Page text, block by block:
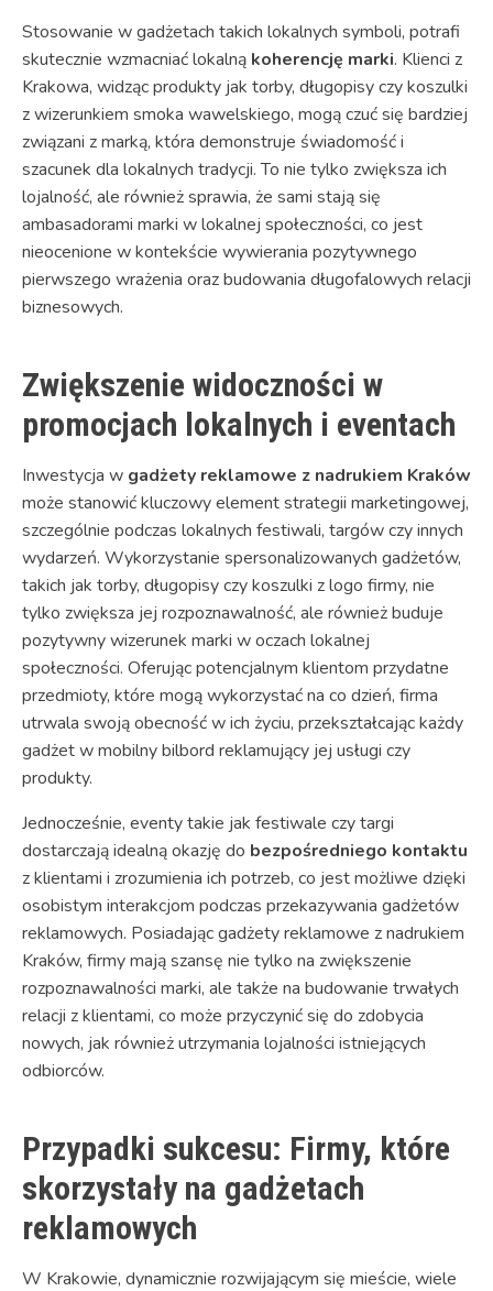
Stosowanie w gadżetach takich lokalnych symboli, potrafi
skutecznie wzmacniać lokalną koherencję marki. Klienci z
Krakowa, widząc produkty jak torby, długopisy czy koszulki
z wizerunkiem smoka wawelskiego, mogą czuć się bardziej
związani z marką, która demonstruje świadomość i
szacunek dla lokalnych tradycji. To nie tylko zwiększa ich
lojalność, ale również sprawia, że sami stają się
ambasadorami marki w lokalnej społeczności, co jest
nieocenione w kontekście wywierania pozytywnego
pierwszego wrażenia oraz budowania długofalowych relacji
biznesowych.
Zwiększenie widoczności w
promocjach lokalnych i eventach
Inwestycja w gadżety reklamowe z nadrukiem Kraków
może stanowić kluczowy element strategii marketingowej,
szczególnie podczas lokalnych festiwali, targów czy innych
wydarzeń. Wykorzystanie spersonalizowanych gadżetów,
takich jak torby, długopisy czy koszulki z logo firmy, nie
tylko zwiększa jej rozpoznawalność, ale również buduje
pozytywny wizerunek marki w oczach lokalnej
społeczności. Oferując potencjalnym klientom przydatne
przedmioty, które mogą wykorzystać na co dzień, firma
utrwala swoją obecność w ich życiu, przekształcając każdy
gadżet w mobilny bilbord reklamujący jej usługi czy
produkty.
Jednocześnie, eventy takie jak festiwale czy targi
dostarczają idealną okazję do bezpośredniego kontaktu
z klientami i zrozumienia ich potrzeb, co jest możliwe dzięki
osobistym interakcjom podczas przekazywania gadżetów
reklamowych. Posiadając gadżety reklamowe z nadrukiem
Kraków, firmy mają szansę nie tylko na zwiększenie
rozpoznawalności marki, ale także na budowanie trwałych
relacji z klientami, co może przyczynić się do zdobycia
nowych, jak również utrzymania lojalności istniejących
odbiorców.
Przypadki sukcesu: Firmy, które
skorzystały na gadżetach
reklamowych
W Krakowie, dynamicznie rozwijającym się mieście, wiele